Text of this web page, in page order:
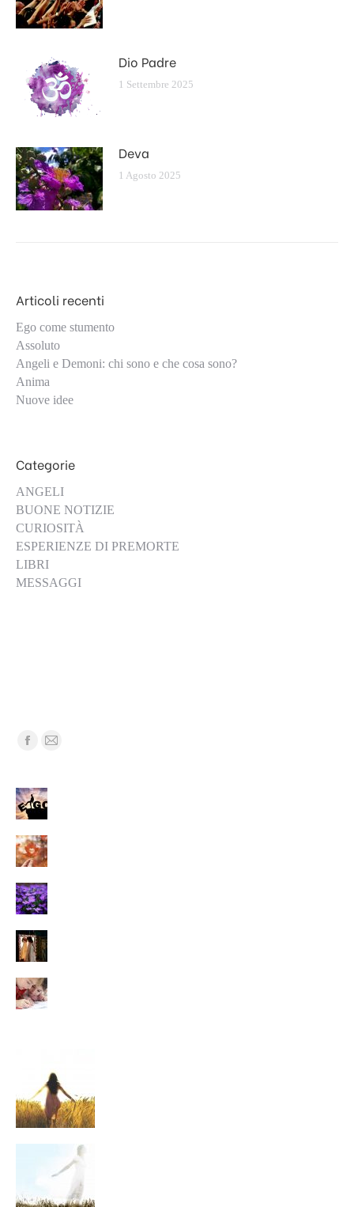
Dio Padre
1 Settembre 2025
Deva
1 Agosto 2025
Articoli recenti
Ego come stumento
Assoluto
Angeli e Demoni: chi sono e che cosa sono?
Anima
Nuove idee
Categorie
ANGELI
BUONE NOTIZIE
CURIOSITÀ
ESPERIENZE DI PREMORTE
LIBRI
MESSAGGI